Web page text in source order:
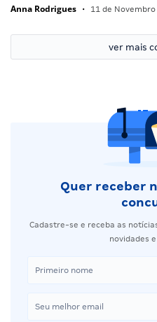
Anna Rodrigues • 11 de
ver mais
Quer receber
Cadastre-se e receba as
novidades